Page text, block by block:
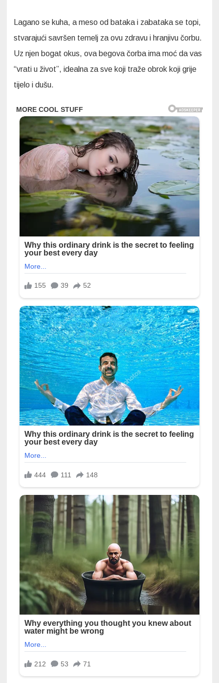
Lagano se kuha, a meso od bataka i zabataka se topi,
stvarajući savršen temelj za ovu zdravu i hranjivu čorbu.
Uz njen bogat okus, ova begova čorba ima moć da vas
“vrati u život”, idealna za sve koji traže obrok koji grije
tijelo i dušu.